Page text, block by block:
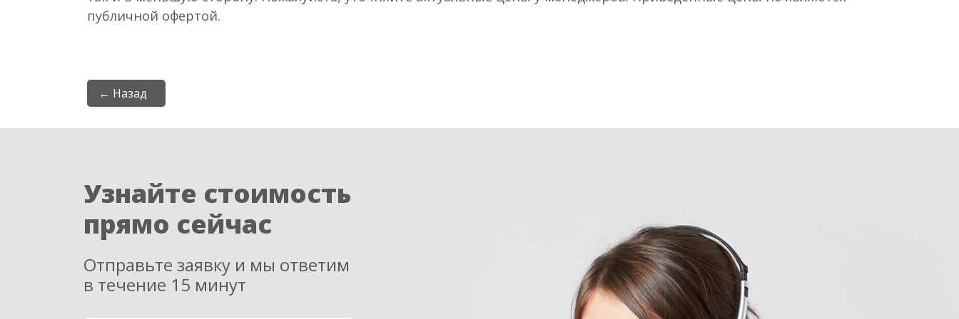
публичной офертой.
← Назад
Узнайте стоимость
прямо сейчас
Отправьте заявку и мы ответим
в течение 15 минут